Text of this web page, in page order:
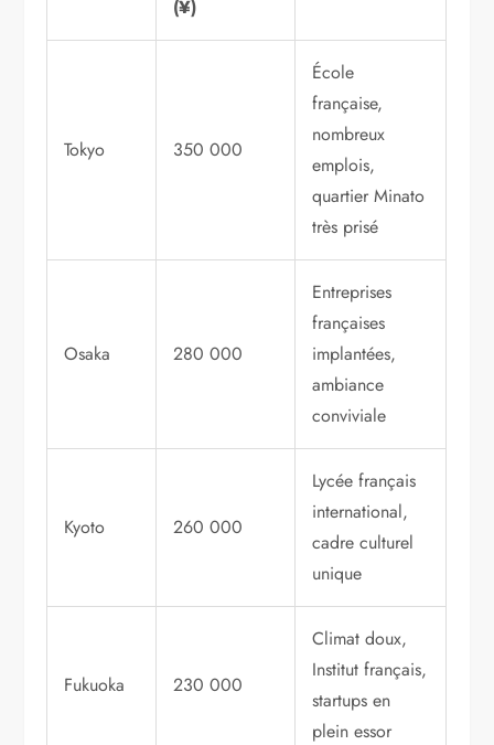
(¥)
Tokyo 350 000
École
française,
nombreux
emplois,
quartier Minato
très prisé
Osaka 280 000
Entreprises
françaises
implantées,
ambiance
conviviale
Kyoto 260 000
Lycée français
international,
cadre culturel
unique
Fukuoka 230 000
Climat doux,
Institut français,
startups en
plein essor